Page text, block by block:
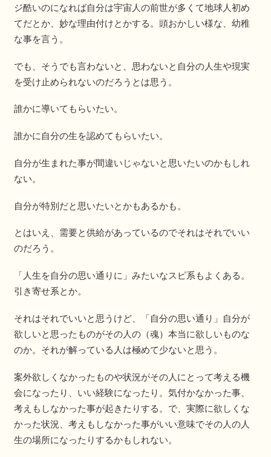
ジ酷いのになれば自分は宇宙人の前世が多くて地球人初め
てだとか、妙な理由付けとかする。頭おかしい様な、幼稚
な事を言う。
でも、そうでも言わないと、思わないと自分の人生や現実
を受け止められないのだろうとは思う。
誰かに導いてもらいたい。
誰かに自分の生を認めてもらいたい。
自分が生まれた事が間違いじゃないと思いたいのかもしれ
ない。
自分が特別だと思いたいとかもあるかも。
とはいえ、需要と供給があっているのでそれはそれでいい
のだろう。
「人生を自分の思い通りに」みたいなスピ系もよくある。
引き寄せ系とか。
それはそれでいいと思うけど、「自分の思い通り」自分が
欲しいと思ったものがその人の（魂）本当に欲しいものな
のか。それが解っている人は極めて少ないと思う。
案外欲しくなかったものや状況がその人にとって考える機
会になったり、いい経験になったり。気付かなかった事、
考えもしなかった事が起きたりする。で、実際に欲しくな
かった状況、考えもしなかった事がいい意味でその人の人
生の場所になったりするかもしれない。